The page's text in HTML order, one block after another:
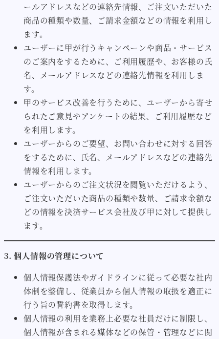
ールアドレスなどの連絡先情報、ご注文いただいた
商品の種類や数量、ご請求金額などの情報を利用し
ます。
ユーザーに甲が行うキャンペーンや商品・サービス
のご案内をするために、ご利用履歴や、お客様の氏
名、メールアドレスなどの連絡先情報を利用しま
す。
甲のサービス改善を行うために、ユーザーから寄せ
られたご意見やアンケートの結果、ご利用履歴など
を利用します。
ユーザーからのご要望、お問い合わせに対する回答
をするために、氏名、メールアドレスなどの連絡先
情報を利用します。
ユーザーからのご注文状況を閲覧いただけるよう、
ご注文いただいた商品の種類や数量、ご請求金額な
どの情報を決済サービス会社及び甲に対して提供し
ます。
3. 個人情報の管理について
個人情報保護法やガイドラインに従って必要な社内
体制を整備し、従業員から個人情報の取扱を適正に
行う旨の誓約書を取得します。
個人情報の利用を業務上必要な社員だけに制限し、
個人情報が含まれる媒体などの保管・管理などに関